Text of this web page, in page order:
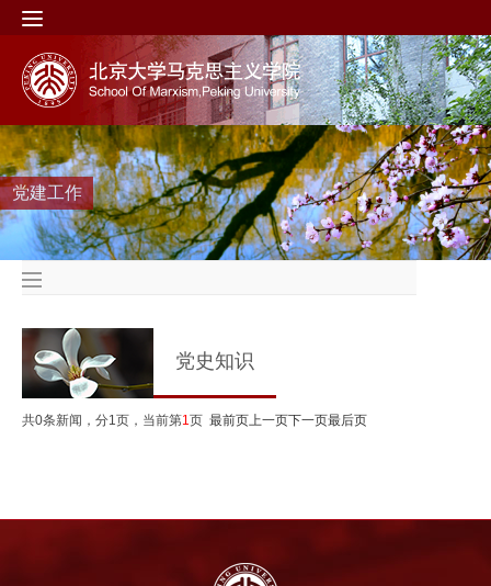
党建工作
党史知识
共0条新闻，分1页，当前第1页 最前页上一页下一页最后页